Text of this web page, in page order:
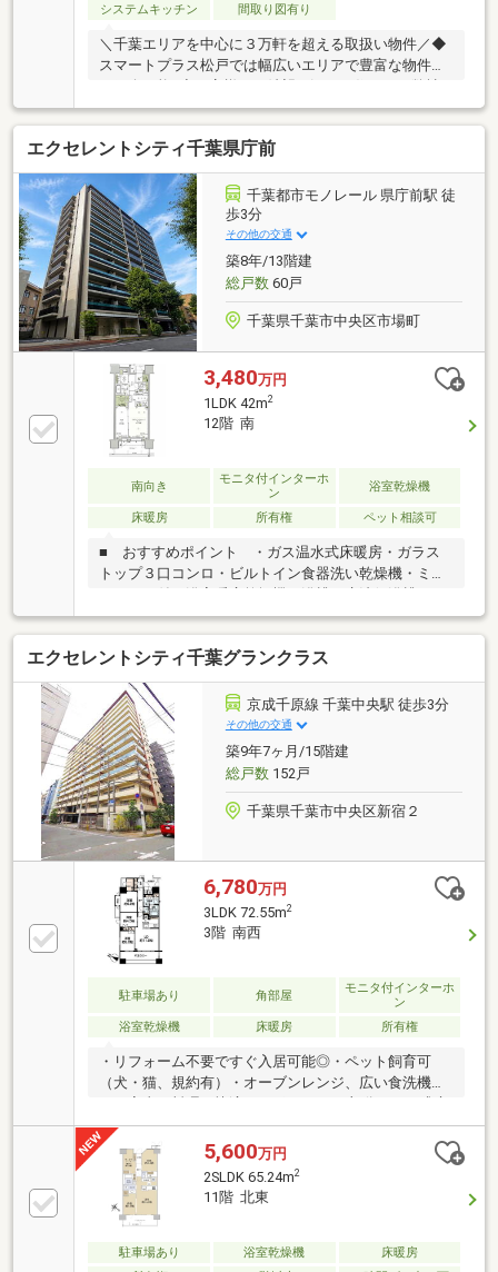
システムキッチン
間取り図有り
＼千葉エリアを中心に３万軒を超える取扱い物件／◆
スマートプラス松戸では幅広いエリアで豊富な物件を
ご紹介可能♪◆お客様のご希望に沿うお住まいも弊社
ならきっと見つかります！＼住宅ローンならお任せく
ださい！最適な金融機関をご紹介いたします♪／◆借
入がある・転職したて・過去に金融事故があった・他
社様でダメだった・・・◆スマートプラス松戸にぜひ
一度ご相談ください！通過実績多数ございます♪＼お
客様のご都合に合わせてご見学可能！送り迎えもご相
談ください♪／◆当日はもちろん、お仕事終わりの夜
間やスキマ時間など短時間でもご案内可能♪◆ご自宅
や最寄り駅などへのご送迎もお任せください！
エクセレントシティ千葉県庁前
千葉都市モノレール 県庁前駅 徒
歩3分
その他の交通
築8年/13階建
総戸数60戸
千葉県千葉市中央区市場町
3,480万円
1LDK 42m2
12階 南
南向き
モニタ付インターホ
ン
浴室乾燥機
床暖房 所有権 ペット相談可
■ おすすめポイント ・ガス温水式床暖房・ガラス
トップ３口コンロ・ビルトイン食器洗い乾燥機・ミス
ッチンはホーローパネル・手洗いカウンター付タンク
レストイレ・照明付三面鏡 洗面化粧台・断熱性に優
れた複層ガラス・シューズインクローク・ＬＤと洋室
５．０畳の間仕切りはスライディングウォール仕様・
オーダメイド食器棚付・ＬＤエアコン付・洋室ホスク
リーン付・玄関手摺り付・宅配ＢＯＸ
エクセレントシティ千葉グランクラス
京成千原線 千葉中央駅 徒歩3分
その他の交通
築9年7ヶ月/15階建
総戸数152戸
千葉県千葉市中央区新宿２
6,780万円
3LDK 72.55m2
3階 南西
駐車場あり 角部屋
モニタ付インターホ
ン
浴室乾燥機
床暖房 所有権
・リフォーム不要ですぐ入居可能◎・ペット飼育可
（犬・猫、規約有）・オーブンレンジ、広い食洗機付
暖房を設置・SIC、WICなど豊富な収納・宅配ボックス
やパーティルームなど共用設備も充実～不動産に関す
る様々な悩みに【専門コンシェルジュ】がお応えしま
す～弊社はいわゆる「不動産営業」ではありません。
買って終わりではない、お客様目線のお付き合いを追
求します物件詳細を知りたい方は下記よりお問合せく
ださい予約お問合せ専用ダイヤル【0120-963-221】
5,600万円
2SLDK 65.24m2
11階 北東
駐車場あり 浴室乾燥機
床暖房